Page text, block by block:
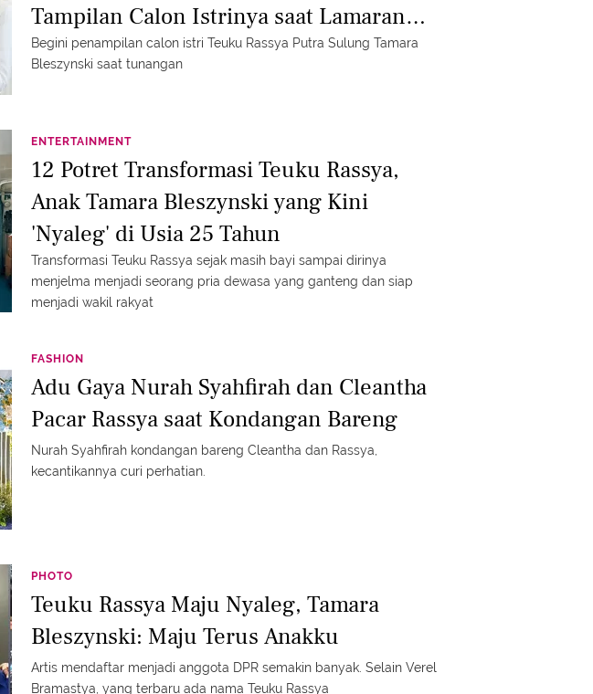
Tampilan Calon Istrinya saat Lamaran
Dibalut Kebaya Modern
Begini penampilan calon istri Teuku Rassya Putra Sulung Tamara
Bleszynski saat tunangan
ENTERTAINMENT
12 Potret Transformasi Teuku Rassya,
Anak Tamara Bleszynski yang Kini
'Nyaleg' di Usia 25 Tahun
Transformasi Teuku Rassya sejak masih bayi sampai dirinya
menjelma menjadi seorang pria dewasa yang ganteng dan siap
menjadi wakil rakyat
FASHION
Adu Gaya Nurah Syahfirah dan Cleantha
Pacar Rassya saat Kondangan Bareng
Nurah Syahfirah kondangan bareng Cleantha dan Rassya,
kecantikannya curi perhatian.
PHOTO
Teuku Rassya Maju Nyaleg, Tamara
Bleszynski: Maju Terus Anakku
Artis mendaftar menjadi anggota DPR semakin banyak. Selain Verel
Bramastya, yang terbaru ada nama Teuku Rassya